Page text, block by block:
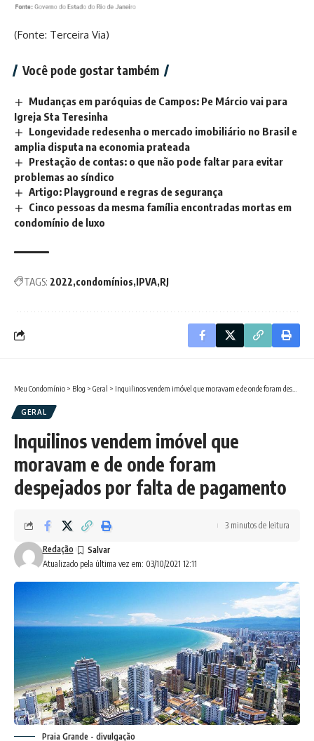
(Fonte: Terceira Via)
Você pode gostar também
Mudanças em paróquias de Campos: Pe Márcio vai para
Igreja Sta Teresinha
Longevidade redesenha o mercado imobiliário no Brasil e
amplia disputa na economia prateada
Prestação de contas: o que não pode faltar para evitar
problemas ao síndico
Artigo: Playground e regras de segurança
Cinco pessoas da mesma família encontradas mortas em
condomínio de luxo
TAGS: 2022 condomínios IPVA RJ
Meu Condomínio > Blog > Geral > Inquilinos vendem imóvel que moravam e de onde foram despejados por falta de pagamento
GERAL
Inquilinos vendem imóvel que
moravam e de onde foram
despejados por falta de pagamento
Atualizado pela última vez em: 03/10/2021 12:11
Redação
3 minutos de leitura
Praia Grande - divulgação